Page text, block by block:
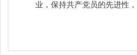
业，保持共产党员的先进性